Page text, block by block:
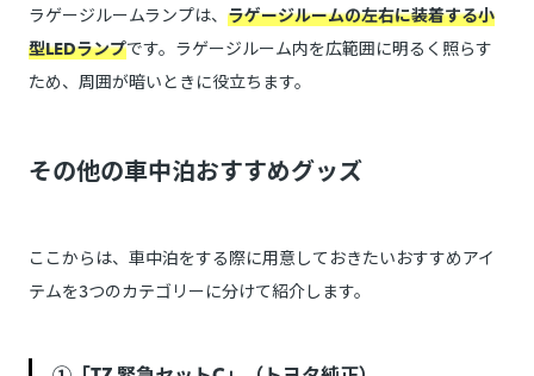
ラゲージルームランプは、 ラゲージルームの左右に装着する小
型LEDランプです。ラゲージルーム内を広範囲に明るく照らす
ため、周囲が暗いときに役立ちます。
その他の車中泊おすすめグッズ
ここからは、車中泊をする際に用意しておきたいおすすめアイ
テムを3つのカテゴリーに分けて紹介します。